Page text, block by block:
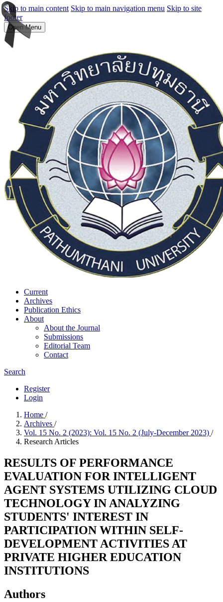
Skip to main content Skip to main navigation menu Skip to site
footer
Open Menu
Current
Archives
Publication Ethics
About
About the Journal
Submissions
Editorial Team
Contact
Search
Register
Login
Home /
Archives /
Vol. 15 No. 2 (2023): Vol. 15 No. 2 (July-December 2023) /
Research Articles
RESULTS OF PERFORMANCE
EVALUATION FOR INTELLIGENT
AGENT SYSTEMS UTILIZING CLOUD
TECHNOLOGY IN ANALYZING
STUDENTS' INTEREST IN
PARTICIPATION WITHIN SELF-
DEVELOPMENT ACTIVITIES AT
PRIVATE HIGHER EDUCATION
INSTITUTIONS
Authors